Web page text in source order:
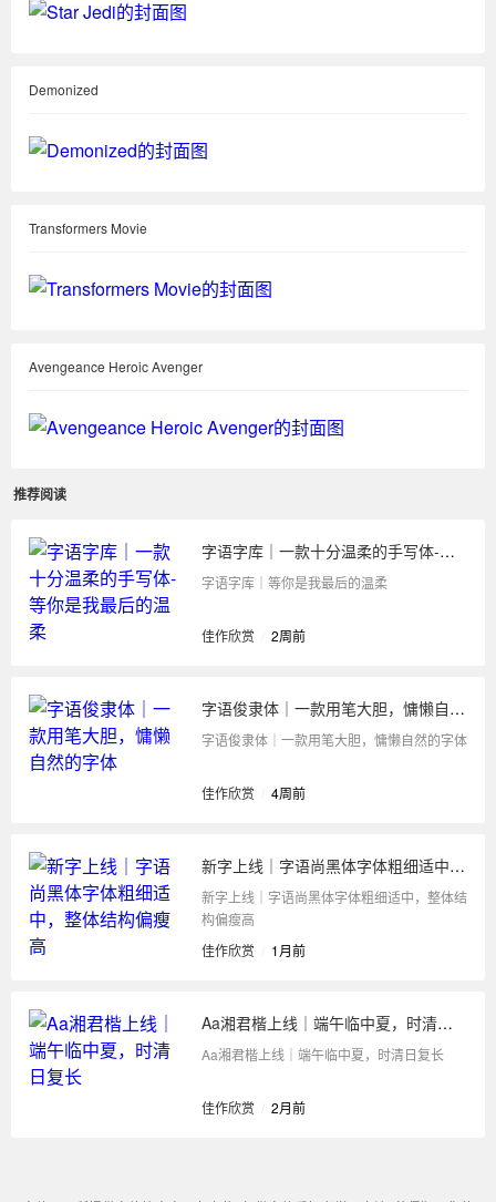
Demonized
Transformers Movie
Avengeance Heroic Avenger
推荐阅读
字语字库｜一款十分温柔的手写体-等你是我最后的温柔
字语字库｜等你是我最后的温柔
佳作欣赏 2周前
字语俊隶体｜一款用笔大胆，慵懒自然的字体
字语俊隶体｜一款用笔大胆，慵懒自然的字体
佳作欣赏 4周前
新字上线｜字语尚黑体字体粗细适中，整体结构偏瘦高
新字上线｜字语尚黑体字体粗细适中，整体结
构偏瘦高
佳作欣赏
1月前
Aa湘君楷上线｜端午临中夏，时清日复长
Aa湘君楷上线｜端午临中夏，时清日复长
佳作欣赏 2月前